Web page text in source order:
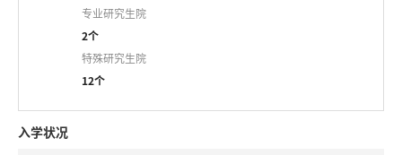
专业研究生院
2个
特殊研究生院
12个
入学状况